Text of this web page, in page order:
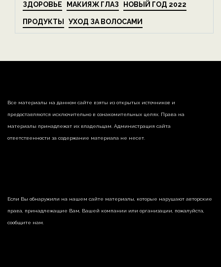
ЗДОРОВЬЕ МАКИЯЖ ГЛАЗ НОВЫЙ ГОД 2022
ПРОДУКТЫ УХОД ЗА ВОЛОСАМИ
Все материалы на данном сайте взяты из открытых источников и
предоставляются исключительно в ознакомительных целях. Права на
материалы принадлежат их владельцам. Администрация сайта
ответственности за содержание материала не несет.
Если Вы обнаружили на нашем сайте материалы, которые нарушают авторские
права, принадлежащие Вам, Вашей компании или организации, пожалуйста,
сообщите нам.